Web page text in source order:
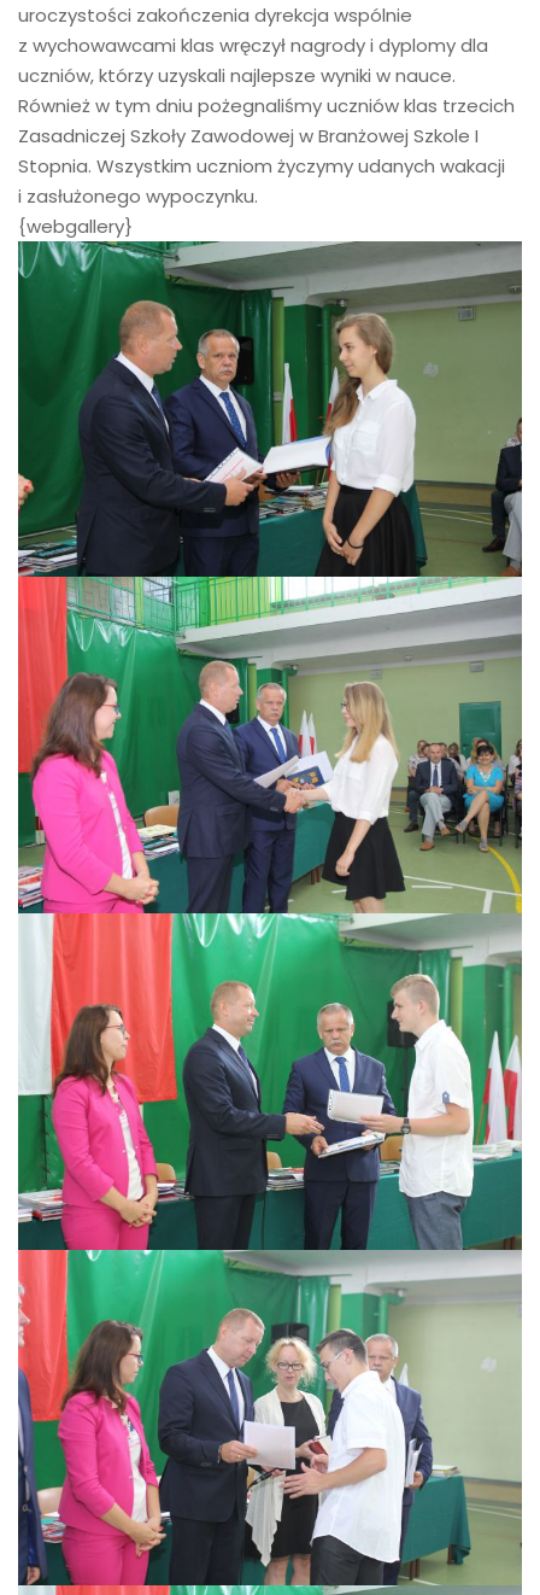
uroczystości zakończenia dyrekcja wspólnie
z wychowawcami klas wręczył nagrody i dyplomy dla
uczniów, którzy uzyskali najlepsze wyniki w nauce.
Również w tym dniu pożegnaliśmy uczniów klas trzecich
Zasadniczej Szkoły Zawodowej w Branżowej Szkole I
Stopnia. Wszystkim uczniom życzymy udanych wakacji
i zasłużonego wypoczynku.
{webgallery}